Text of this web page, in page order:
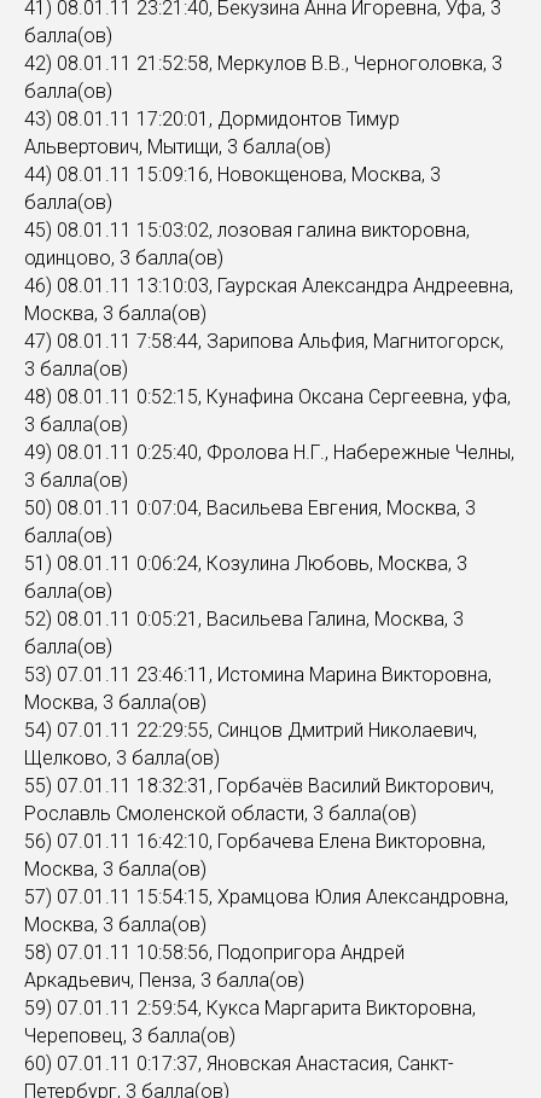
41) 08.01.11 23:21:40, Бекузина Анна Игоревна, Уфа, 3
балла(ов)
42) 08.01.11 21:52:58, Меркулов В.В., Черноголовка, 3
балла(ов)
43) 08.01.11 17:20:01, Дормидонтов Тимур
Альвертович, Мытищи, 3 балла(ов)
44) 08.01.11 15:09:16, Новокщенова, Москва, 3
балла(ов)
45) 08.01.11 15:03:02, лозовая галина викторовна,
одинцово, 3 балла(ов)
46) 08.01.11 13:10:03, Гаурская Александра Андреевна,
Москва, 3 балла(ов)
47) 08.01.11 7:58:44, Зарипова Альфия, Магнитогорск,
3 балла(ов)
48) 08.01.11 0:52:15, Кунафина Оксана Сергеевна, уфа,
3 балла(ов)
49) 08.01.11 0:25:40, Фролова Н.Г., Набережные Челны,
3 балла(ов)
50) 08.01.11 0:07:04, Васильева Евгения, Москва, 3
балла(ов)
51) 08.01.11 0:06:24, Козулина Любовь, Москва, 3
балла(ов)
52) 08.01.11 0:05:21, Васильева Галина, Москва, 3
балла(ов)
53) 07.01.11 23:46:11, Истомина Марина Викторовна,
Москва, 3 балла(ов)
54) 07.01.11 22:29:55, Cинцов Дмитрий Николаевич,
Щелково, 3 балла(ов)
55) 07.01.11 18:32:31, Горбачёв Василий Викторович,
Рославль Смоленской области, 3 балла(ов)
56) 07.01.11 16:42:10, Горбачева Елена Викторовна,
Москва, 3 балла(ов)
57) 07.01.11 15:54:15, Храмцова Юлия Александровна,
Москва, 3 балла(ов)
58) 07.01.11 10:58:56, Подопригора Андрей
Аркадьевич, Пенза, 3 балла(ов)
59) 07.01.11 2:59:54, Кукса Маргарита Викторовна,
Череповец, 3 балла(ов)
60) 07.01.11 0:17:37, Яновская Анастасия, Санкт-
Петербург, 3 балла(ов)